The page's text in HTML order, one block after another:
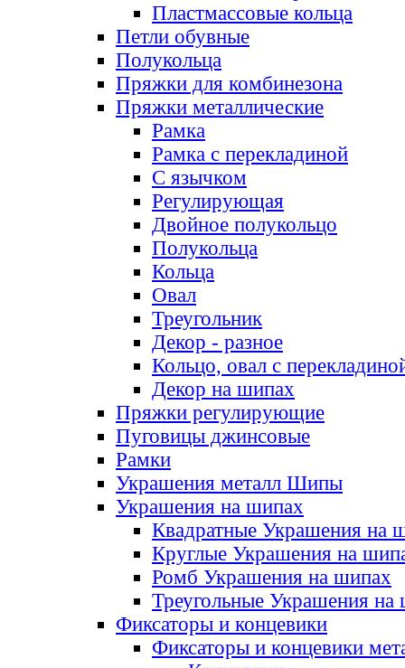
Пластмассовые кольца
Петли обувные
Полукольца
Пряжки для комбинезона
Пряжки металлические
Рамка
Рамка с перекладиной
С язычком
Регулирующая
Двойное полукольцо
Полукольца
Кольца
Овал
Треугольник
Декор - разное
Кольцо, овал с
Декор на шипах
Пряжки регулирующие
Пуговицы джинсовые
Рамки
Украшения металл Шипы
Украшения на шипах
Квадратные Украшения на
Круглые Украшения на
Ромб Украшения на шипах
Треугольные Украшения на
Фиксаторы и концевики
Фиксаторы и концевики